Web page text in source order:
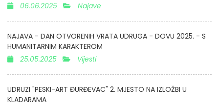
06.06.2025
Najave
NAJAVA - DAN OTVORENIH VRATA UDRUGA - DOVU 2025. - S
HUMANITARNIM KARAKTEROM
25.05.2025
Vijesti
UDRUZI "PESKI-ART ĐURĐEVAC" 2. MJESTO NA IZLOŽBI U
KLADARAMA